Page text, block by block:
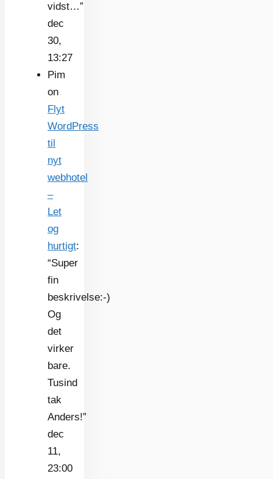
vidst…”
dec
30,
13:27
Pim
on
Flyt
WordPress
til
nyt
webhotel
–
Let
og
hurtigt:
“Super
fin
beskrivelse:-)
Og
det
virker
bare.
Tusind
tak
Anders!”
dec
11,
23:00